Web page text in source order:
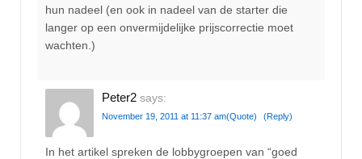
hun nadeel (en ook in nadeel van de starter die
langer op een onvermijdelijke prijscorrectie moet
wachten.)
Peter2 says:
November 19, 2011 at 11:37 am(Quote) (Reply)
In het artikel spreken de lobbygroepen van “goed